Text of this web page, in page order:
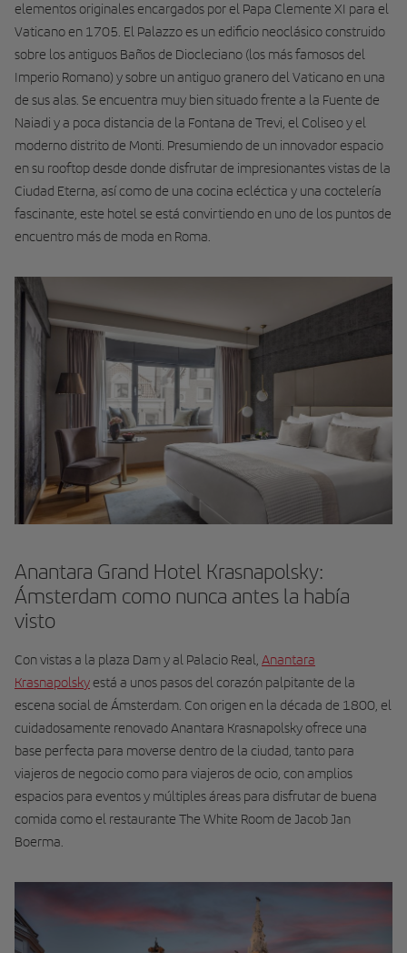
elementos originales encargados por el Papa Clemente XI para el
Vaticano en 1705. El Palazzo es un edificio neoclásico construido
sobre los antiguos Baños de Diocleciano (los más famosos del
Imperio Romano) y sobre un antiguo granero del Vaticano en una
de sus alas. Se encuentra muy bien situado frente a la Fuente de
Naiadi y a poca distancia de la Fontana de Trevi, el Coliseo y el
moderno distrito de Monti. Presumiendo de un innovador espacio
en su rooftop desde donde disfrutar de impresionantes vistas de la
Ciudad Eterna, así como de una cocina ecléctica y una coctelería
fascinante, este hotel se está convirtiendo en uno de los puntos de
encuentro más de moda en Roma.
Anantara Grand Hotel Krasnapolsky:
Ámsterdam como nunca antes la había
visto
Con vistas a la plaza Dam y al Palacio Real, Anantara
Krasnapolskyestá a unos pasos del corazón palpitante de la
escena social de Ámsterdam. Con origen en la década de 1800, el
cuidadosamente renovado Anantara Krasnapolsky ofrece una
base perfecta para moverse dentro de la ciudad, tanto para
viajeros de negocio como para viajeros de ocio, con amplios
espacios para eventos y múltiples áreas para disfrutar de buena
comida como el restaurante The White Room de Jacob Jan
Boerma.